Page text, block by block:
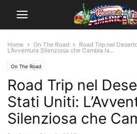
Home On The Road
Road Trip nel
L’Avventura Silenziosa che Cambia la...
On The Road
Road Trip nel
Stati Uniti:
Silenziosa che